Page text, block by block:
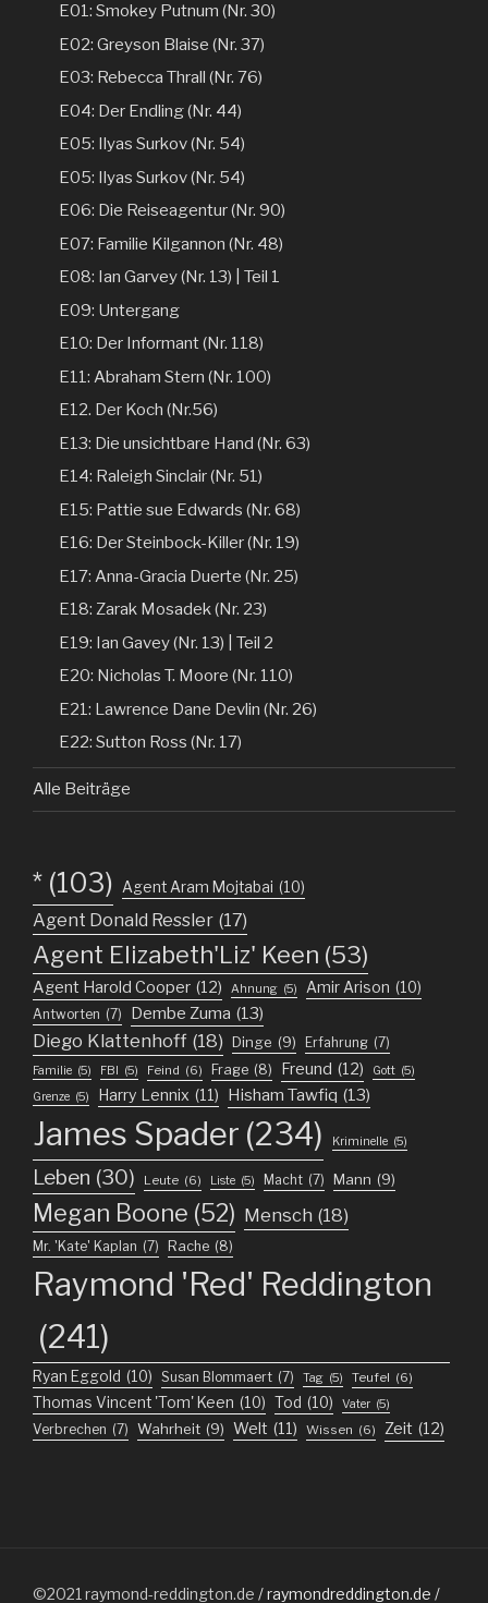
E01: Smokey Putnum (Nr. 30)
E02: Greyson Blaise (Nr. 37)
E03: Rebecca Thrall (Nr. 76)
E04: Der Endling (Nr. 44)
E05: Ilyas Surkov (Nr. 54)
E05: Ilyas Surkov (Nr. 54)
E06: Die Reiseagentur (Nr. 90)
E07: Familie Kilgannon (Nr. 48)
E08: Ian Garvey (Nr. 13) | Teil 1
E09: Untergang
E10: Der Informant (Nr. 118)
E11: Abraham Stern (Nr. 100)
E12. Der Koch (Nr.56)
E13: Die unsichtbare Hand (Nr. 63)
E14: Raleigh Sinclair (Nr. 51)
E15: Pattie sue Edwards (Nr. 68)
E16: Der Steinbock-Killer (Nr. 19)
E17: Anna-Gracia Duerte (Nr. 25)
E18: Zarak Mosadek (Nr. 23)
E19: Ian Gavey (Nr. 13) | Teil 2
E20: Nicholas T. Moore (Nr. 110)
E21: Lawrence Dane Devlin (Nr. 26)
E22: Sutton Ross (Nr. 17)
Alle Beiträge
* (103) Agent Aram Mojtabai (10)
Agent Donald Ressler (17)
Agent Elizabeth'Liz' Keen (53)
Agent Harold Cooper (12) Ahnung (5) Amir Arison (10)
Antworten (7) Dembe Zuma (13)
Diego Klattenhoff (18) Dinge (9) Erfahrung (7)
Familie (5) FBI (5) Feind (6) Frage (8) Freund (12) Gott (5)
Grenze (5) Harry Lennix (11) Hisham Tawfiq (13)
James Spader (234) Kriminelle (5)
Leben (30) Leute (6) Liste (5) Macht (7) Mann (9)
Megan Boone (52) Mensch (18)
Mr. 'Kate' Kaplan (7) Rache (8)
Raymond 'Red' Reddington
(241)
Ryan Eggold (10) Susan Blommaert (7) Tag (5) Teufel (6)
Thomas Vincent 'Tom' Keen (10) Tod (10) Vater (5)
Verbrechen (7) Wahrheit (9) Welt (11) Wissen (6) Zeit (12)
©2021 raymond-reddington.de / raymondreddington.de /